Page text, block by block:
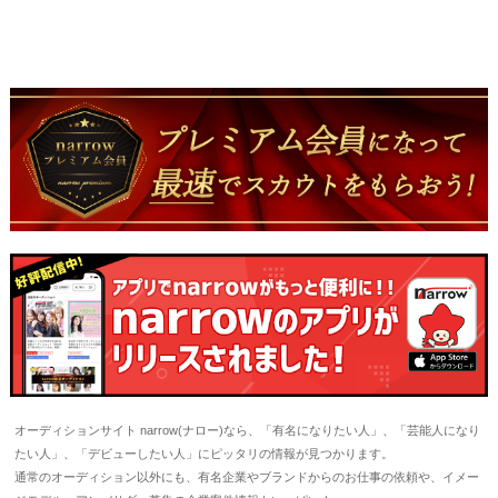
オーディションサイト narrow(ナロー)なら、「有名になりたい人」、「芸能人になり
たい人」、「デビューしたい人」にピッタリの情報が見つかります。
通常のオーディション以外にも、有名企業やブランドからのお仕事の依頼や、イメー